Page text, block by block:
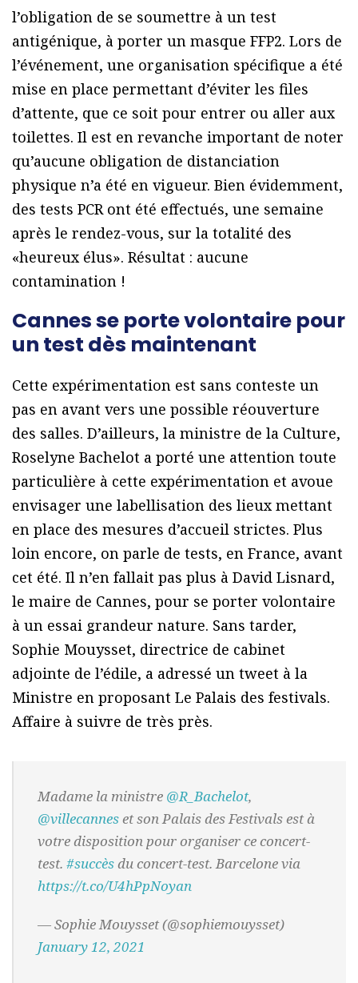
l’obligation de se soumettre à un test
antigénique, à porter un masque FFP2. Lors de
l’événement, une organisation spécifique a été
mise en place permettant d’éviter les files
d’attente, que ce soit pour entrer ou aller aux
toilettes. Il est en revanche important de noter
qu’aucune obligation de distanciation
physique n’a été en vigueur. Bien évidemment,
des tests PCR ont été effectués, une semaine
après le rendez-vous, sur la totalité des
«heureux élus». Résultat : aucune
contamination !
Cannes se porte volontaire pour
un test dès maintenant
Cette expérimentation est sans conteste un
pas en avant vers une possible réouverture
des salles. D’ailleurs, la ministre de la Culture,
Roselyne Bachelot a porté une attention toute
particulière à cette expérimentation et avoue
envisager une labellisation des lieux mettant
en place des mesures d’accueil strictes. Plus
loin encore, on parle de tests, en France, avant
cet été. Il n’en fallait pas plus à David Lisnard,
le maire de Cannes, pour se porter volontaire
à un essai grandeur nature. Sans tarder,
Sophie Mouysset, directrice de cabinet
adjointe de l’édile, a adressé un tweet à la
Ministre en proposant Le Palais des festivals.
Affaire à suivre de très près.
Madame la ministre @R_Bachelot,
@villecanneset son Palais des Festivals est à
votre disposition pour organiser ce concert-
test. #succèsdu concert-test. Barcelone via
https://t.co/U4hPpNoyan
— Sophie Mouysset (@sophiemouysset)
January 12, 2021